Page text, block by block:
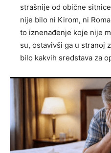
strašnije od obične
nije bilo ni Kirom, ni
to iznenađenje koje nije
su, ostavivši ga u stranoj
bilo kakvih sredstava za